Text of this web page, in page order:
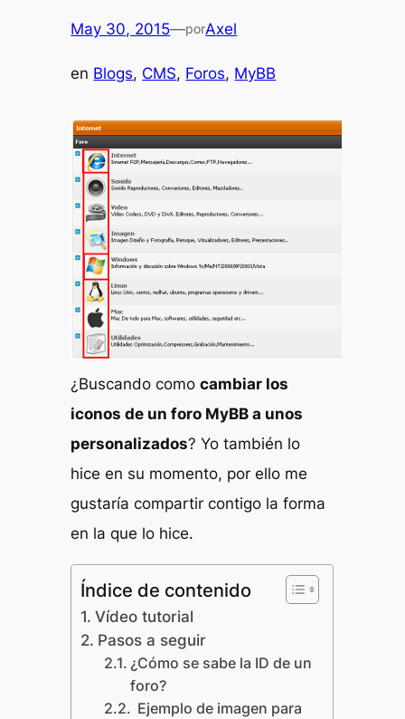
May 30, 2015—porAxel
en Blogs, CMS, Foros, MyBB
¿Buscando comocambiar los
iconos de un foro MyBB a unos
personalizados? Yo también lo
hice en su momento, por ello me
gustaría compartir contigo la forma
en la que lo hice.
Índice de contenido
Vídeo tutorial
Pasos a seguir
¿Cómo se sabe la ID de un
foro?
Ejemplo de imagen para